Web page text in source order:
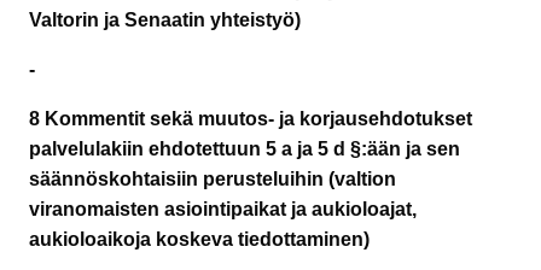
Valtorin ja Senaatin yhteistyö)
-
8 Kommentit sekä muutos- ja korjausehdotukset
palvelulakiin ehdotettuun 5 a ja 5 d §:ään ja sen
säännöskohtaisiin perusteluihin (valtion
viranomaisten asiointipaikat ja aukioloajat,
aukioloaikoja koskeva tiedottaminen)